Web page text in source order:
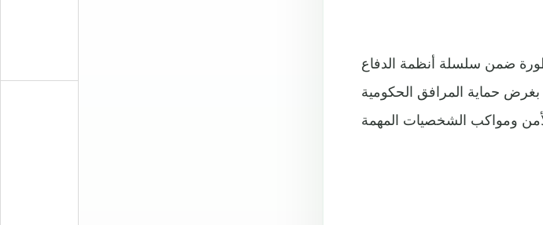
ضمن سلسلة أنظمة الدفاع
بغرض حماية المرافق الحكومية